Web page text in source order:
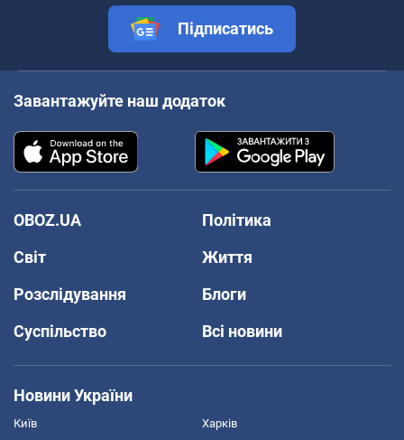
Підписатись
Завантажуйте наш додаток
OBOZ.UA
Політика
Світ
Життя
Розслідування
Блоги
Суспільство
Всі новини
Новини України
Київ Харків